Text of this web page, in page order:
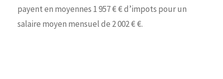
payent en moyennes 1 957 € € d’impots pour un
salaire moyen mensuel de 2 002 € €.